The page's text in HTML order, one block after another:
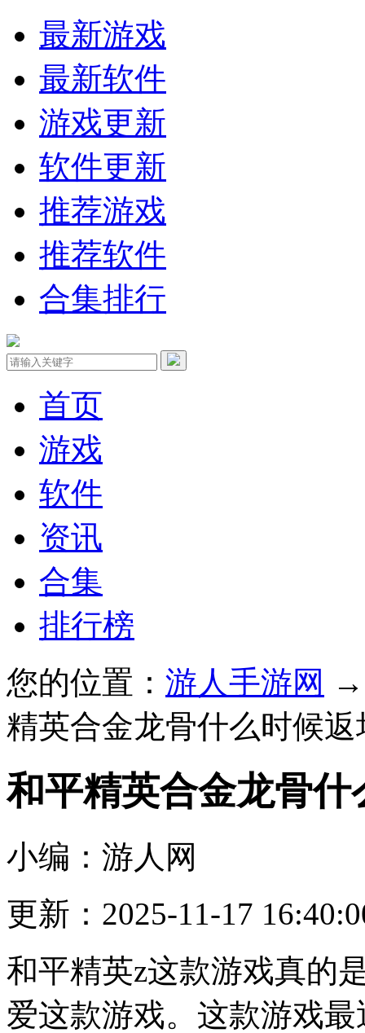
最新游戏
最新软件
游戏更新
软件更新
推荐游戏
推荐软件
合集排行
首页
游戏
软件
资讯
合集
排行榜
您的位置： 游人手游网
精英合金龙骨什么时候返
和平精英合金龙骨什
小编：游人网
更新：2025-11-17
和平精英z这款游戏真的
爱这款游戏。这款游戏